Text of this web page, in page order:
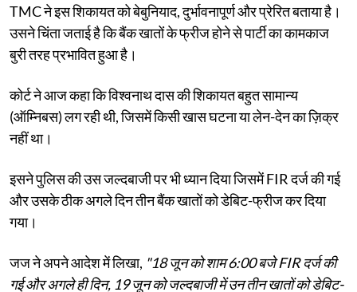
TMC ने इस शिकायत को बेबुनियाद, दुर्भावनापूर्ण और प्रेरित बताया है।
उसने चिंता जताई है कि बैंक खातों के फ्रीज होने से पार्टी का कामकाज
बुरी तरह प्रभावित हुआ है।
कोर्ट ने आज कहा कि विश्वनाथ दास की शिकायत बहुत सामान्य
(ऑम्निबस) लग रही थी, जिसमें किसी खास घटना या लेन-देन का ज़िक्र
नहीं था।
इसने पुलिस की उस जल्दबाजी पर भी ध्यान दिया जिसमें FIR दर्ज की गई
और उसके ठीक अगले दिन तीन बैंक खातों को डेबिट-फ्रीज कर दिया
गया।
जज ने अपने आदेश में लिखा, "18 जून को शाम 6:00 बजे FIR दर्ज की
गई और अगले ही दिन, 19 जून को जल्दबाजी में उन तीन खातों को डेबिट-